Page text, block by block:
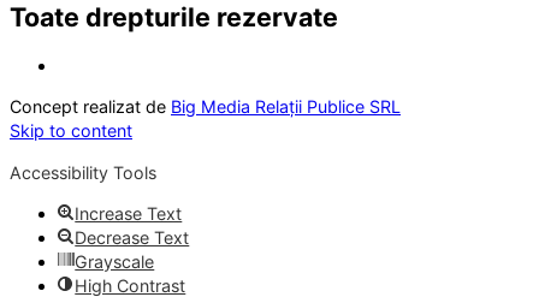
Toate drepturile rezervate
Concept realizat de Big Media Relații Publice SRL
Skip to content
Accessibility Tools
Increase Text
Decrease Text
Grayscale
High Contrast